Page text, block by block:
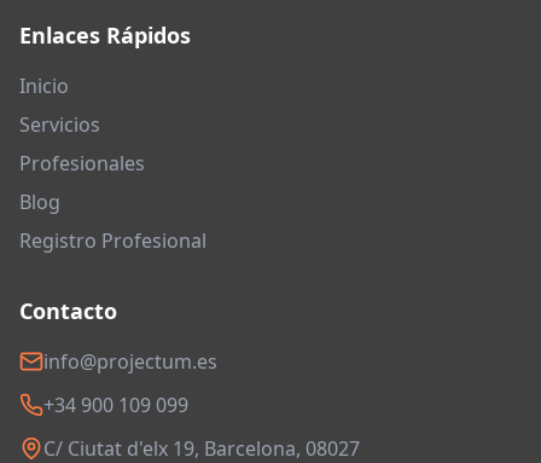
Enlaces Rápidos
Inicio
Servicios
Profesionales
Blog
Registro Profesional
Contacto
info@projectum.es
+34 900 109 099
C/ Ciutat d'elx 19, Barcelona, 08027